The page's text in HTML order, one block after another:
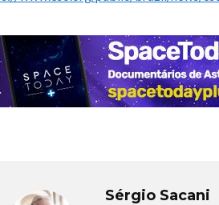
Sérgio Sacani